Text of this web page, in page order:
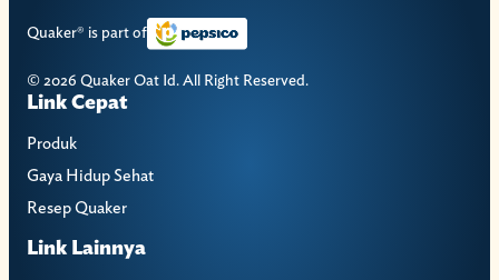
Quaker® is part of
© 2026 Quaker Oat Id. All Right Reserved.
Link Cepat
Produk
Gaya Hidup Sehat
Resep Quaker
Link Lainnya